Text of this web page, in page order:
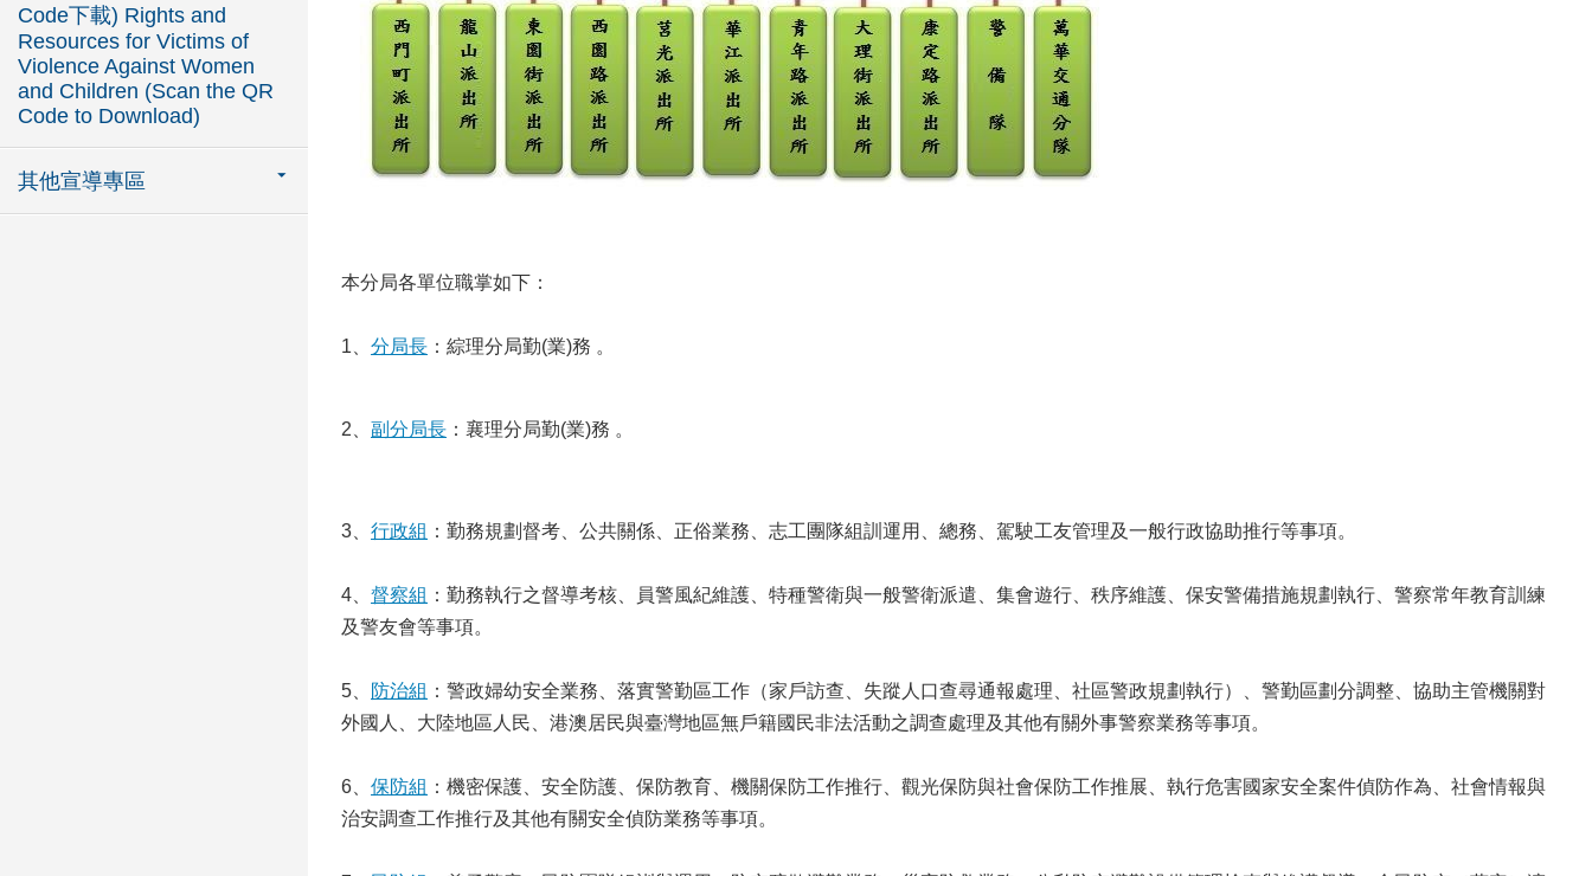
Code下載) Rights and
Resources for Victims of
Violence Against Women
and Children (Scan the QR
Code to Download)
其他宣導專區
本分局各單位職掌如下：
1、 分局長 ：綜理分局勤(業)務 。
2、 副分局長 ：襄理分局勤(業)務 。
3、 行政組 ：勤務規劃督考、公共關係、正俗業務、志工團隊組訓運用、總務、駕駛工友管理及一般行政協助推行等事項。
4、 督察組 ：勤務執行之督導考核、員警風紀維護、特種警衛與一般警衛派遣、集會遊行、秩序維護、保安警備措施規劃執行、警察常年教育訓練
及警友會等事項。
5、 防治組 ：警政婦幼安全業務、落實警勤區工作（家戶訪查、失蹤人口查尋通報處理、社區警政規劃執行）、警勤區劃分調整、協助主管機關對
外國人、大陸地區人民、港澳居民與臺灣地區無戶籍國民非法活動之調查處理及其他有關外事警察業務等事項。
6、 保防組 ：機密保護、安全防護、保防教育、機關保防工作推行、觀光保防與社會保防工作推展、執行危害國家安全案件偵防作為、社會情報與
治安調查工作推行及其他有關安全偵防業務等事項。